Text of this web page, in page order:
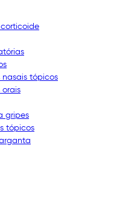
nasais tópicos
orais
gripes
tópicos